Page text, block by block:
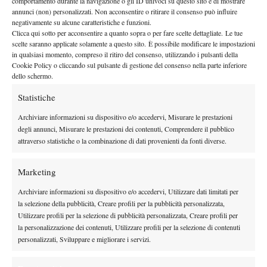
annunci (non) personalizzati. Non acconsentire o ritirare il consenso può influire
negativamente su alcune caratteristiche e funzioni.
Clicca qui sotto per acconsentire a quanto sopra o per fare scelte dettagliate. Le tue
scelte saranno applicate solamente a questo sito. È possibile modificare le impostazioni
in qualsiasi momento, compreso il ritiro del consenso, utilizzando i pulsanti della
Cookie Policy o cliccando sul pulsante di gestione del consenso nella parte inferiore
dello schermo.
Statistiche
Archiviare informazioni su dispositivo e/o accedervi, Misurare le prestazioni
degli annunci, Misurare le prestazioni dei contenuti, Comprendere il pubblico
attraverso statistiche o la combinazione di dati provenienti da fonti diverse.
Marketing
Archiviare informazioni su dispositivo e/o accedervi, Utilizzare dati limitati per
la selezione della pubblicità, Creare profili per la pubblicità personalizzata,
Utilizzare profili per la selezione di pubblicità personalizzata, Creare profili per
la personalizzazione dei contenuti, Utilizzare profili per la selezione di contenuti
personalizzati, Sviluppare e migliorare i servizi.
romano letteralmente impazzito. Amici che avevo portato al
torneo, per la prima volta di fronte ad un match di tennis, sono
da quel giorno diventati appassionati e tifosi di Federico ed in
generale di questo splendido sport. Il rapporto col pubblico era
quanto di più bello Federico riuscisse a creare, a prescindere dal
Dicevo del mio rapporto con Federico. Come ho scritto e detto
tante volte, non ho la presunzione di dire che eravamo amici,
In uno dei tornei post-assurda-squalifica-scommesse,
precisamente a Todi, incontro Federico nella Hall dell’albergo
che ospitava sia i giocatori che i giornalisti (ovvero solamente il
sottoscritto e Nicola Corrente). Luzzi si alza e con un sorriso a 50
denti mi viene incontro salutandomi e abbracciandomi. Poche